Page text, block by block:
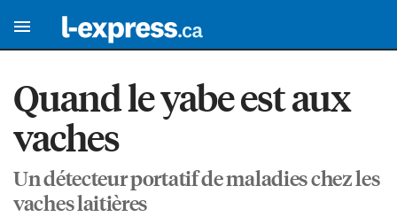
Quand le yabe est aux
vaches
Un détecteur portatif de maladies chez les
vaches laitières